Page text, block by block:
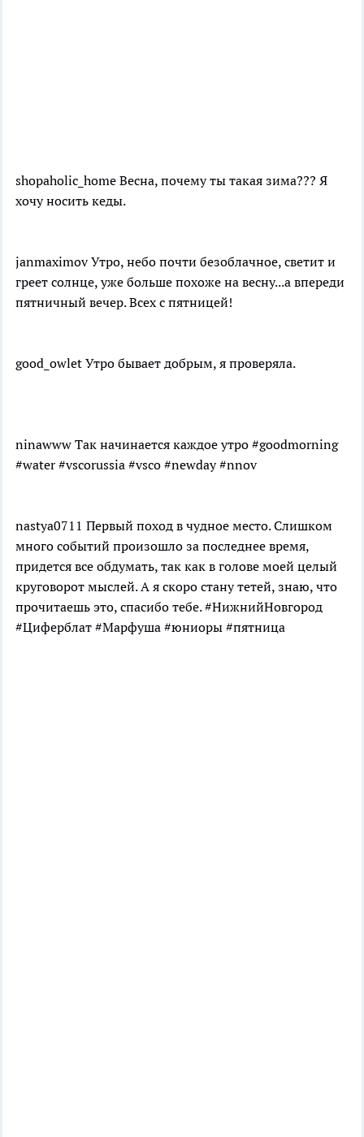
shopaholic_home Весна, почему ты такая зима??? Я
хочу носить кеды.
janmaximov Утро, небо почти безоблачное, светит и
греет солнце, уже больше похоже на весну...а впереди
пятничный вечер. Всех с пятницей!
good_owlet Утро бывает добрым, я проверяла.
ninawww Так начинается каждое утро #goodmorning
#water #vscorussia #vsco #newday #nnov
nastya0711 Первый поход в чудное место. Слишком
много событий произошло за последнее время,
придется все обдумать, так как в голове моей целый
круговорот мыслей. А я скоро стану тетей, знаю, что
прочитаешь это, спасибо тебе. #НижнийНовгород
#Циферблат #Марфуша #юниоры #пятница